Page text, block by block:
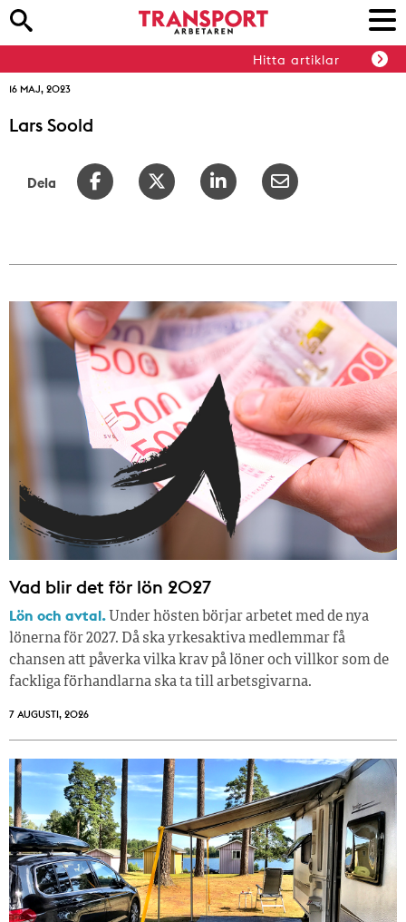
Hitta artiklar
16 MAJ, 2023
Lars Soold
Dela
Vad blir det för lön 2027
Lön och avtal. Under hösten börjar arbetet med de nya
lönerna för 2027. Då ska yrkesaktiva medlemmar få
chansen att påverka vilka krav på löner och villkor som de
fackliga förhandlarna ska ta till arbetsgivarna.
7 AUGUSTI, 2026